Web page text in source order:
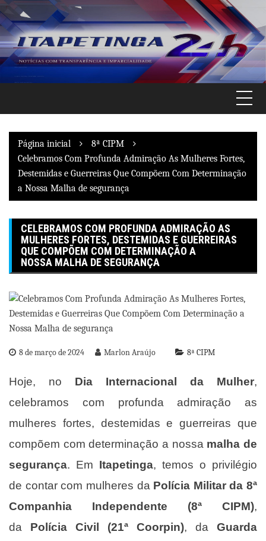
Pular
para
o
conteúdo
Página inicial
8ª CIPM
Celebramos Com Profunda Admiração As Mulheres Fortes,
Destemidas e Guerreiras Que Compõem Com Determinação
a Nossa Malha de segurança
CELEBRAMOS COM PROFUNDA ADMIRAÇÃO AS
MULHERES FORTES, DESTEMIDAS E GUERREIRAS
QUE COMPÕEM COM DETERMINAÇÃO A
NOSSA MALHA DE SEGURANÇA
8 de março de 2024 Marlon Araújo 8ª CIPM
Hoje, no Dia Internacional da Mulher,
celebramos com profunda admiração as
mulheres fortes, destemidas e guerreiras que
compõem com determinação a nossa malha de
segurança. Em Itapetinga, temos o privilégio
de contar com mulheres da Polícia Militar da 8ª
Companhia Independente (8ª CIPM),
da Polícia Civil (21ª Coorpin), da Guarda